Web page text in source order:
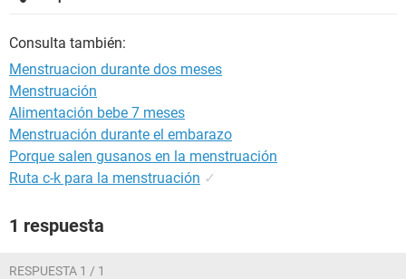
Consulta también:
Menstruacion durante dos meses
Menstruación
Alimentación bebe 7 meses
Menstruación durante el embarazo
Porque salen gusanos en la menstruación
Ruta c-k para la menstruación ✓
1 respuesta
RESPUESTA 1 / 1